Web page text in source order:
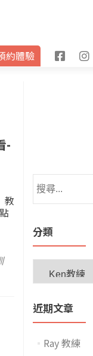
約體驗
F
k
I
a
-
教
分類
近期文章
Ray 教練